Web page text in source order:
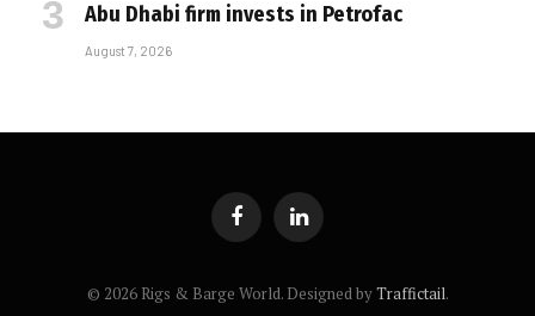
Abu Dhabi firm invests in Petrofac
August 7, 2026
FacebookLinkedIn
© 2026 Rigs & Barge World. Designed byTraffictail.